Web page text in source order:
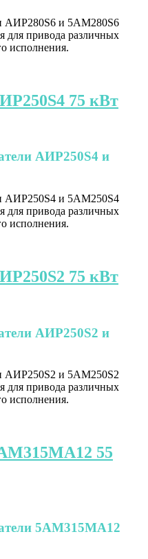
АИР280S6 и 5АМ280S6
привода различных
исполнения.
75 кВт
АИР250S4 и
АИР250S4 и 5АМ250S4
привода различных
исполнения.
75 кВт
АИР250S2 и
АИР250S2 и 5АМ250S2
привода различных
исполнения.
55
5АМ315МА12